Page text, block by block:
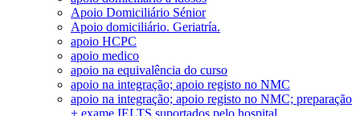
Apoio Domiciliário Sénior
Apoio domiciliário. Geriatría.
apoio HCPC
apoio medico
apoio na equivalência do curso
apoio na integração; apoio registo no NMC
apoio na integração; apoio registo no NMC; preparação
+ exame IELTS suportados pelo hospital